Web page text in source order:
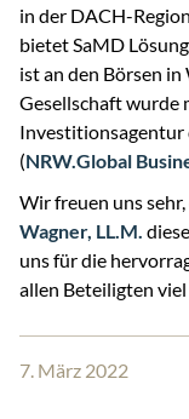
in der DACH-
bietet SaMD
ist an den Börsen
Gesellschaft wurde
Investitionsagentur
(NRW.Global
Wir freuen uns
Wagner, LL.M.
uns für die
allen Beteiligten
7. März 2022